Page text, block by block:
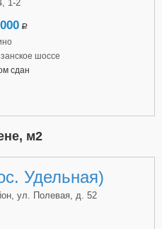
1-2
a
шоссе
сдан
м2
Удельная)
ул. Полевая, д. 52